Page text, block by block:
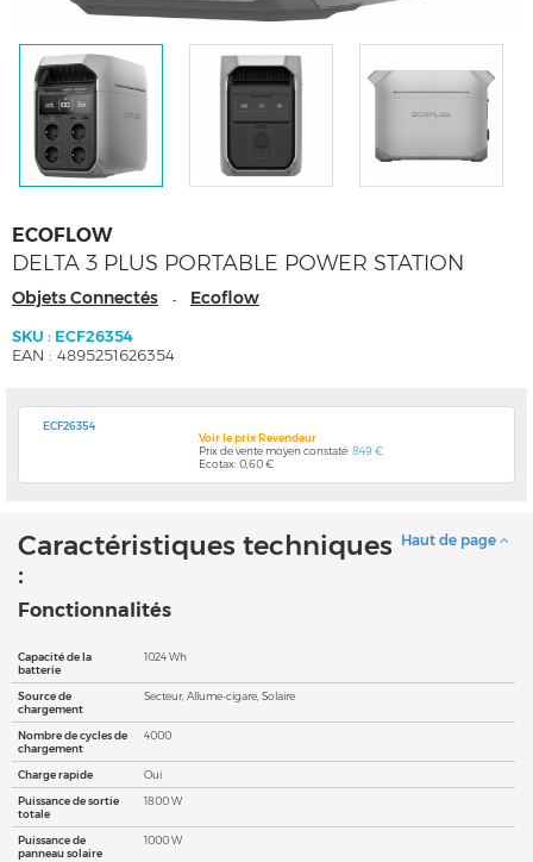
ECOFLOW
DELTA 3 PLUS PORTABLE POWER STATION
Objets Connectés - Ecoflow
SKU : ECF26354
EAN : 4895251626354
ECF26354
Voir le prix Revendeur
Prix de vente moyen constaté:849 €
Ecotax: 0,60 €
Haut de page
Caractéristiques techniques
:
Fonctionnalités
Capacité de la
batterie
1024 Wh
Source de
chargement
Secteur, Allume-cigare, Solaire
Nombre de cycles de
chargement
4000
Charge rapide
Oui
Puissance de sortie
totale
1800 W
Puissance de
panneau solaire
1000 W